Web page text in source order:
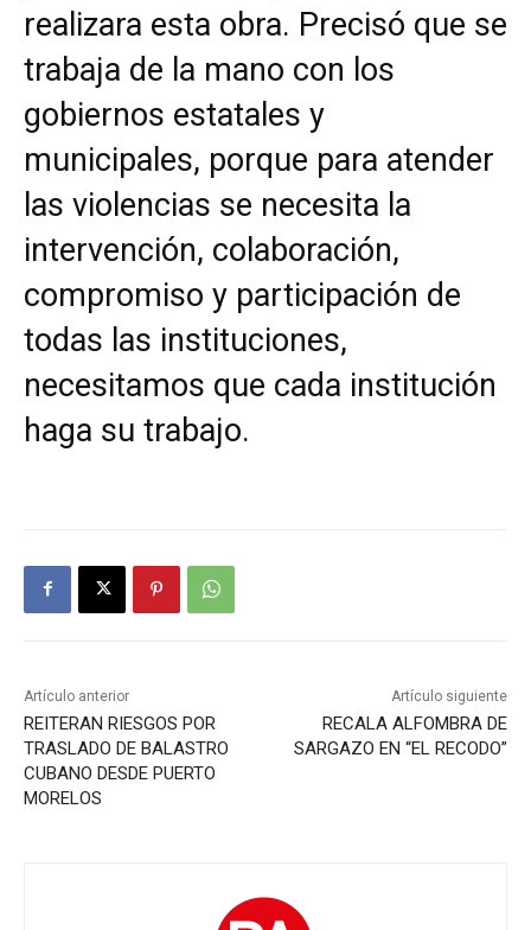
realizara esta obra. Precisó que se
trabaja de la mano con los
gobiernos estatales y
municipales, porque para atender
las violencias se necesita la
intervención, colaboración,
compromiso y participación de
todas las instituciones,
necesitamos que cada institución
haga su trabajo.
Artículo anterior
REITERAN RIESGOS POR
TRASLADO DE BALASTRO
CUBANO DESDE PUERTO
MORELOS
Artículo siguiente
RECALA ALFOMBRA DE
SARGAZO EN “EL RECODO”